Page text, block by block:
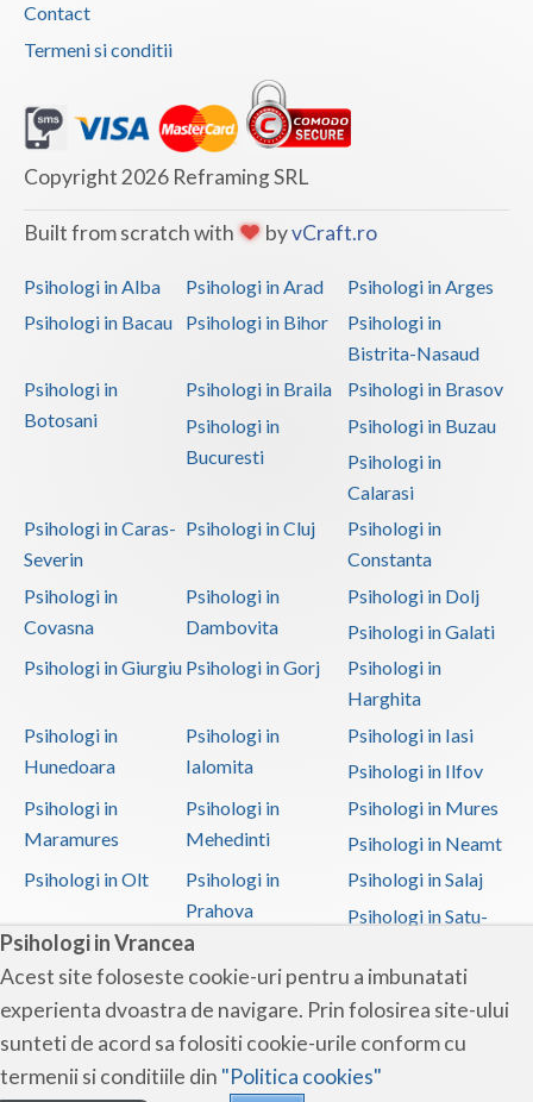
Psihologi in Vrancea
Acest site foloseste cookie-uri pentru a imbunatati
experienta dvoastra de navigare. Prin folosirea site-ului
sunteti de acord sa folositi cookie-urile conform cu
termenii si conditiile din "Politica cookies"
Contact
Termeni si conditii
Copyright 2026 Reframing SRL
Built from scratch with byvCraft.ro
Psihologi in Alba Psihologi in Arad
Psihologi in Arges
Psihologi in Bacau
Psihologi in Bihor
Psihologi in
Bistrita-Nasaud
Psihologi in
Botosani
Psihologi in Braila
Psihologi in Brasov
Psihologi in
Bucuresti
Psihologi in Buzau
Psihologi in
Calarasi
Psihologi in Caras-
Severin
Psihologi in Cluj
Psihologi in
Constanta
Psihologi in
Covasna
Psihologi in
Dambovita
Psihologi in Dolj
Psihologi in Galati
Psihologi in Giurgiu Psihologi in Gorj
Psihologi in
Harghita
Psihologi in
Hunedoara
Psihologi in
Ialomita
Psihologi in Iasi
Psihologi in Ilfov
Psihologi in
Maramures
Psihologi in
Mehedinti
Psihologi in Mures
Psihologi in Neamt
Psihologi in Olt
Psihologi in
Prahova
Psihologi in Salaj
Psihologi in Satu-
Psihologi in Sibiu
Psihologi in
Suceava
Psihologi in
Teleorman
Psihologi in Timis
Psihologi in Tulcea Psihologi in Valcea
Psihologi in Vaslui
Psihologi in